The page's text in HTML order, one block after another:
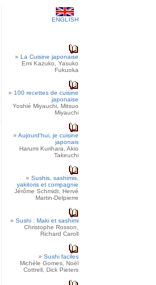
ENGLISH
» La Cuisine japonaise
Emi Kazuko, Yasuko
Fukuoka
» 100 recettes de cuisine
japonaise
Yoshié Miyauchi, Mitsuo
Miyauchi
» Aujourd'hui, je cuisine
japonais
Harumi Kurihara, Akio
Takeuchi
» Sushis, sashimis,
yakitoris et compagnie
Jérôme Schmidt, Hervé
Martin-Delpierre
» Sushi : Maki et sashimi
Christophe Rosson,
Richard Caroll
» Sushi faciles
Michèle Gomes, Noël
Cottrell, Dick Pieters